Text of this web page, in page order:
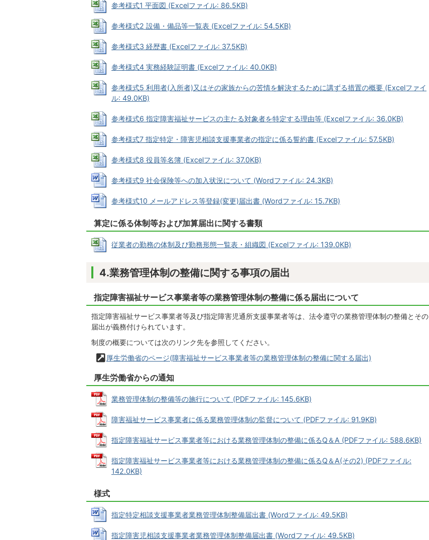
参考様式1 平面図 (Excelファイル: 86.5KB)
参考様式2 設備・備品等一覧表 (Excelファイル: 54.5KB)
参考様式3 経歴書 (Excelファイル: 37.5KB)
参考様式4 実務経験証明書 (Excelファイル: 40.0KB)
参考様式5 利用者(入所者)又はその家族からの苦情を解決するために講ずる措置の概要 (Excelファイ
ル: 49.0KB)
参考様式6 指定障害福祉サービスの主たる対象者を特定する理由等 (Excelファイル: 36.0KB)
参考様式7 指定特定・障害児相談支援事業者の指定に係る誓約書 (Excelファイル: 57.5KB)
参考様式8 役員等名簿 (Excelファイル: 37.0KB)
参考様式9 社会保険等への加入状況について (Wordファイル: 24.3KB)
参考様式10 メールアドレス等登録(変更)届出書 (Wordファイル: 15.7KB)
算定に係る体制等および加算届出に関する書類
従業者の勤務の体制及び勤務形態一覧表・組織図 (Excelファイル: 139.0KB)
4.業務管理体制の整備に関する事項の届出
指定障害福祉サービス事業者等の業務管理体制の整備に係る届出について
指定障害福祉サービス事業者等及び指定障害児通所支援事業者等は、法令遵守の業務管理体制の整備とその
届出が義務付けられています。
制度の概要については次のリンク先を参照してください。
厚生労働省のページ(障害福祉サービス事業者等の業務管理体制の整備に関する届出)
厚生労働省からの通知
業務管理体制の整備等の施行について (PDFファイル: 145.6KB)
障害福祉サービス事業者に係る業務管理体制の監督について (PDFファイル: 91.9KB)
指定障害福祉サービス事業者等における業務管理体制の整備に係るQ＆A (PDFファイル: 588.6KB)
指定障害福祉サービス事業者等における業務管理体制の整備に係るQ＆A(その2) (PDFファイル:
142.0KB)
様式
指定特定相談支援事業者業務管理体制整備届出書 (Wordファイル: 49.5KB)
指定障害児相談支援事業者業務管理体制整備届出書 (Wordファイル: 49.5KB)